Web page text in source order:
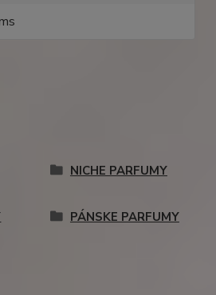
NICHE PARFUMY
PÁNSKE PARFUMY